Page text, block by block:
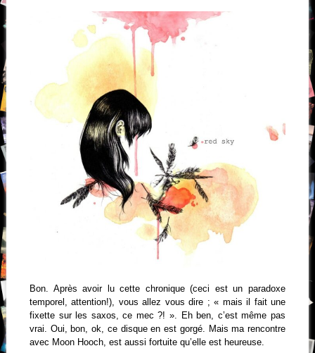
Bon. Après avoir lu cette chronique (ceci est un paradoxe
temporel, attention!), vous allez vous dire ; « mais il fait une
fixette sur les saxos, ce mec ?! ». Eh ben, c’est même pas
vrai. Oui, bon, ok, ce disque en est gorgé. Mais ma rencontre
avec Moon Hooch, est aussi fortuite qu’elle est heureuse.